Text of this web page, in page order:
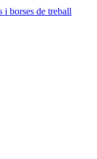
i borses de treball